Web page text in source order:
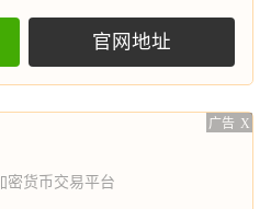
官网地址
广告 X
密货币交易平台